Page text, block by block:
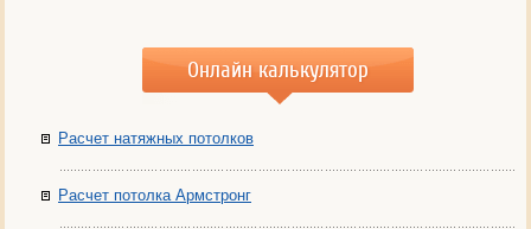
Онлайн калькулятор
Расчет натяжных потолков
Расчет потолка Армстронг